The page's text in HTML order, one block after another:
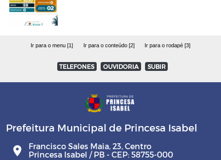
Ir para o menu [1] Ir para o conteúdo [2] Ir para o rodapé [3]
TELEFONES OUVIDORIA SUBIR
Prefeitura Municipal de Princesa Isabel
Francisco Sales Maia, 23, Centro
Princesa Isabel / PB - CEP: 58755-000